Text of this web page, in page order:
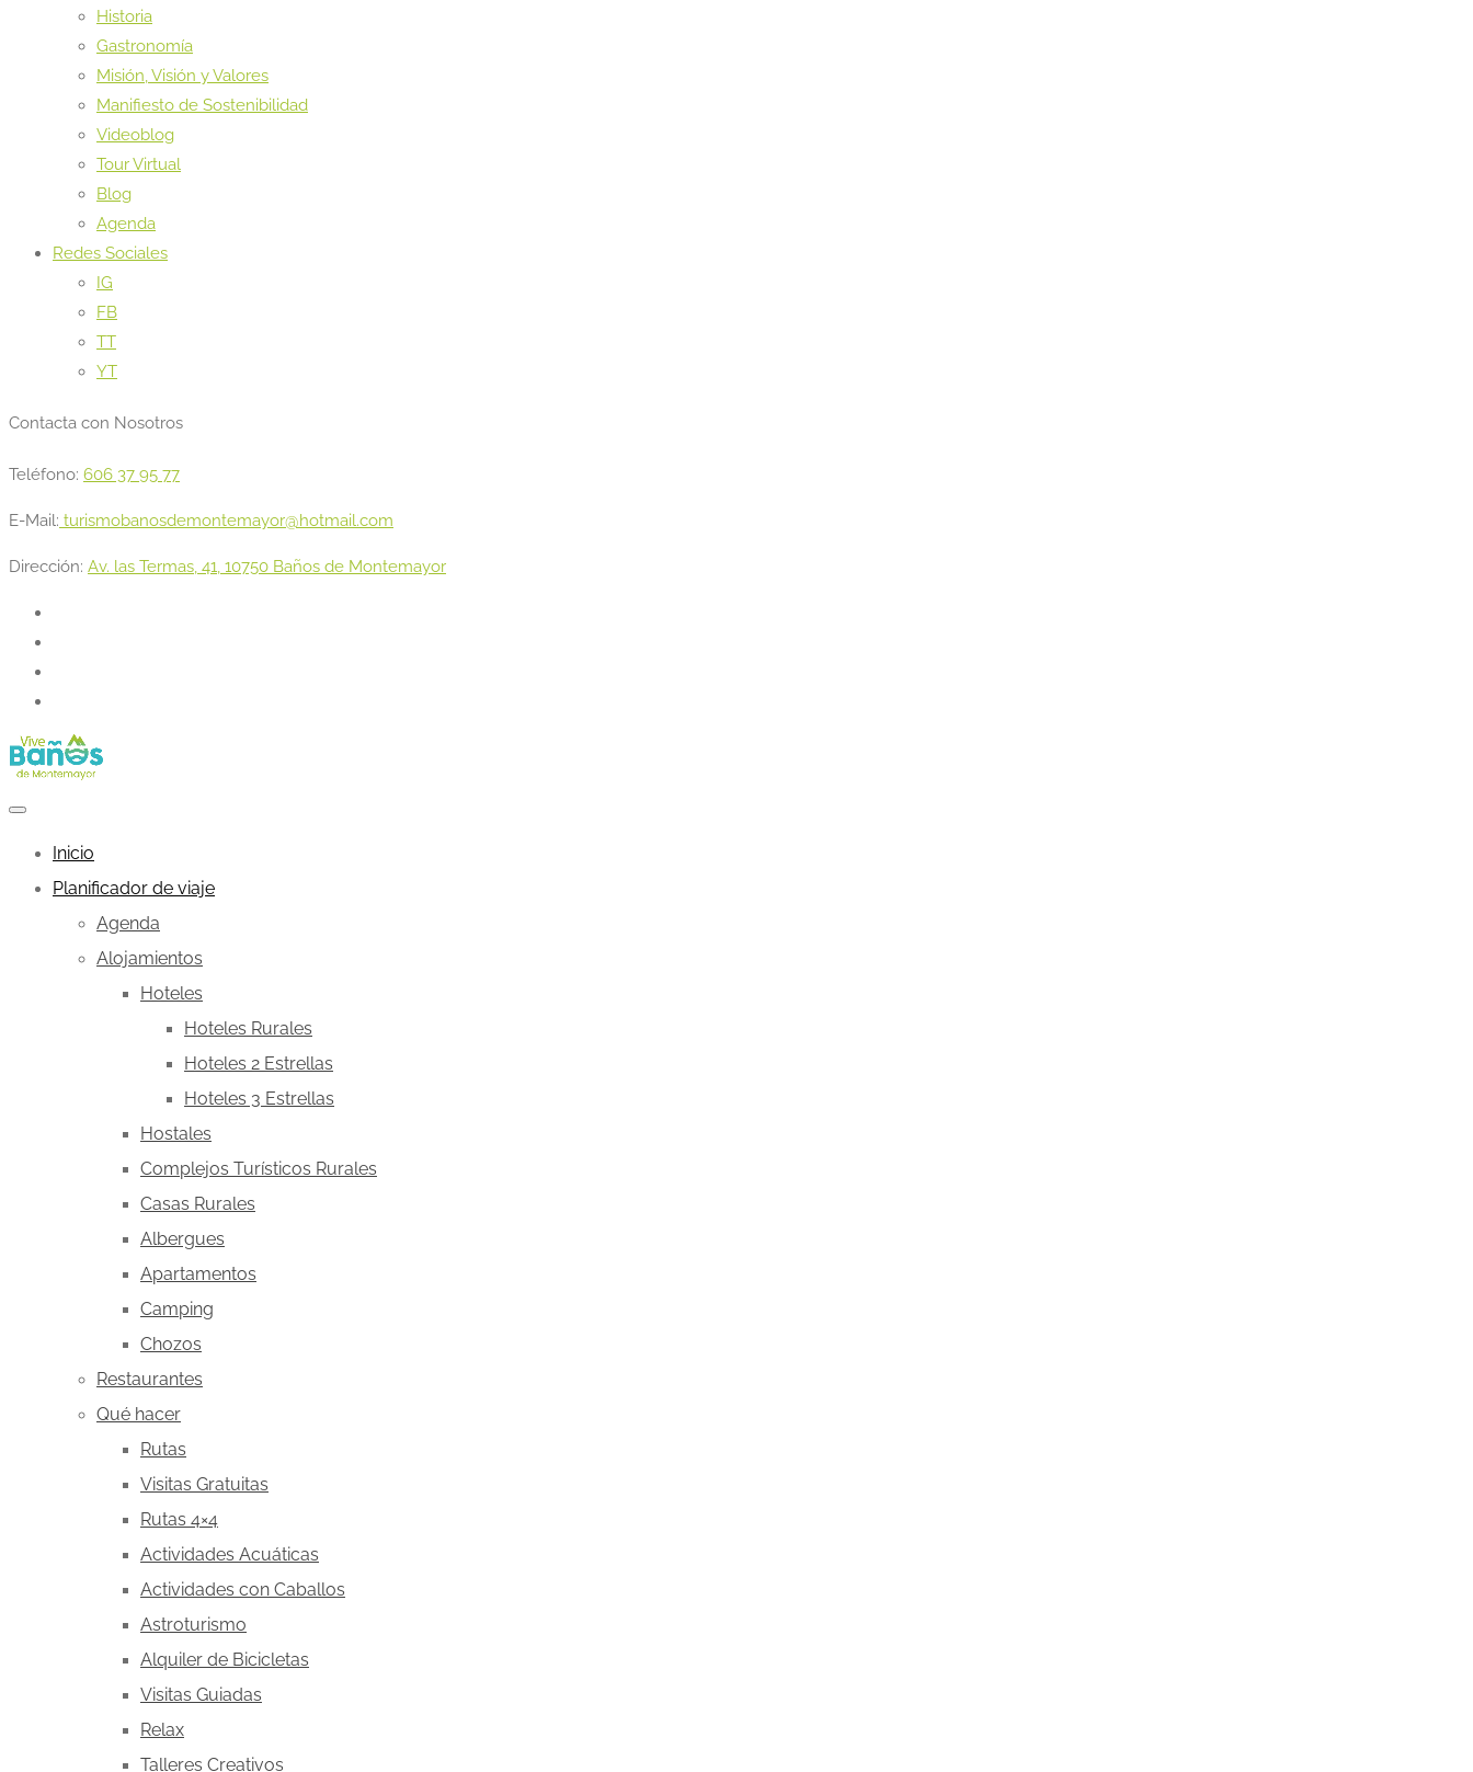
Historia
Gastronomía
Misión, Visión y Valores
Manifiesto de Sostenibilidad
Videoblog
Tour Virtual
Blog
Agenda
Redes Sociales
IG
FB
TT
YT
Contacta con Nosotros
Teléfono: 606 37 95 77
E-Mail: turismobanosdemontemayor@hotmail.com
Dirección: Av. las Termas, 41, 10750 Baños de Montemayor
Inicio
Planificador de viaje
Agenda
Alojamientos
Hoteles
Hoteles Rurales
Hoteles 2 Estrellas
Hoteles 3 Estrellas
Hostales
Complejos Turísticos Rurales
Casas Rurales
Albergues
Apartamentos
Camping
Chozos
Restaurantes
Qué hacer
Rutas
Visitas Gratuitas
Rutas 4×4
Actividades Acuáticas
Actividades con Caballos
Astroturismo
Alquiler de Bicicletas
Visitas Guiadas
Relax
Talleres Creativos